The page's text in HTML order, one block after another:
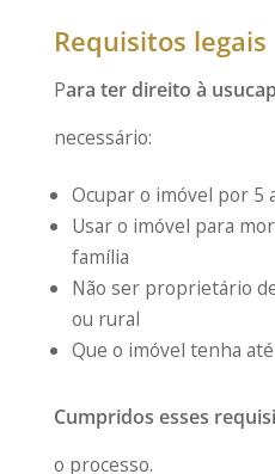
Requisitos legais
Para ter direito à
necessário:
Ocupar o imóvel por
Usar o imóvel para
família
Não ser proprietário
ou rural
Que o imóvel tenha
Cumpridos esses
o processo.